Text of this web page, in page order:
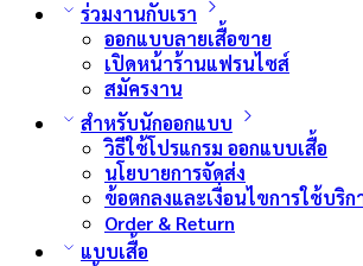
ร่วมงานกับเรา
ออกแบบลายเสื้อขาย
เปิดหน้าร้านแฟรนไซส์
สมัครงาน
สำหรับนักออกแบบ
วิธีใช้โปรแกรม ออกแบบเสื้อ
นโยบายการจัดส่ง
ข้อตกลงและเงื่อนไขการใช้บริก
Order & Return
แบบเสื้อ